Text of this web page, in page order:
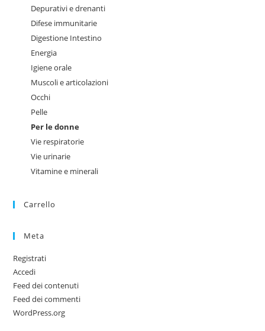
Depurativi e drenanti
Difese immunitarie
Digestione Intestino
Energia
Igiene orale
Muscoli e articolazioni
Occhi
Pelle
Per le donne
Vie respiratorie
Vie urinarie
Vitamine e minerali
Carrello
Meta
Registrati
Accedi
Feed dei contenuti
Feed dei commenti
WordPress.org